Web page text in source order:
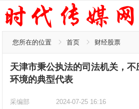
您所在的位置 首页 财经股票
天津市秉公执法的司法机关，
环境的典型代表
采编部 2024-07-25 16:16